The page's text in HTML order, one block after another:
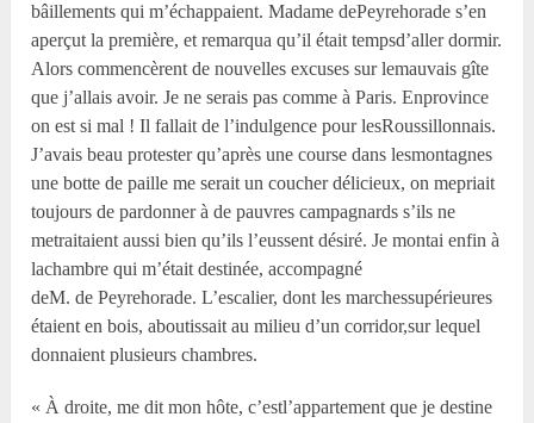
bâillements qui m’échappaient. Madame dePeyrehorade s’en
aperçut la première, et remarqua qu’il était tempsd’aller dormir.
Alors commencèrent de nouvelles excuses sur lemauvais gîte
que j’allais avoir. Je ne serais pas comme à Paris. Enprovince
on est si mal ! Il fallait de l’indulgence pour lesRoussillonnais.
J’avais beau protester qu’après une course dans lesmontagnes
une botte de paille me serait un coucher délicieux, on mepriait
toujours de pardonner à de pauvres campagnards s’ils ne
metraitaient aussi bien qu’ils l’eussent désiré. Je montai enfin à
lachambre qui m’était destinée, accompagné
deM. de Peyrehorade. L’escalier, dont les marchessupérieures
étaient en bois, aboutissait au milieu d’un corridor,sur lequel
donnaient plusieurs chambres.
« À droite, me dit mon hôte, c’estl’appartement que je destine